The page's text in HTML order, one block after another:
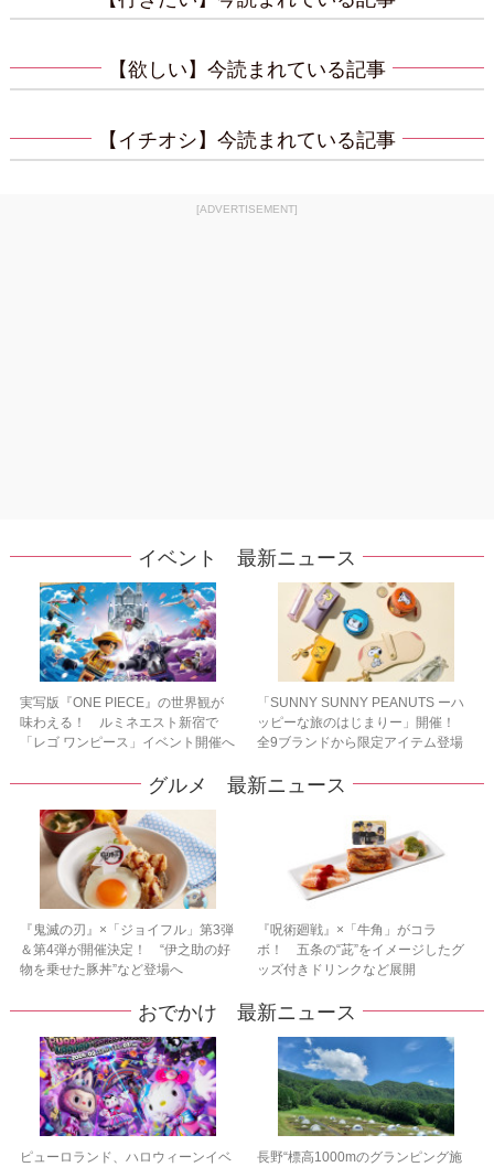
【欲しい】今読まれている記事
【イチオシ】今読まれている記事
[ADVERTISEMENT]
イベント 最新ニュース
実写版『ONE PIECE』の世界観が
味わえる！ ルミネエスト新宿で
「レゴ ワンピース」イベント開催へ
「SUNNY SUNNY PEANUTS ーハ
ッピーな旅のはじまりー」開催！
全9ブランドから限定アイテム登場
グルメ 最新ニュース
『鬼滅の刃』×「ジョイフル」第3弾
＆第4弾が開催決定！ “伊之助の好
物を乗せた豚丼”など登場へ
『呪術廻戦』×「牛角」がコラ
ボ！ 五条の“茈”をイメージしたグ
ッズ付きドリンクなど展開
おでかけ 最新ニュース
ピューロランド、ハロウィーンイベ
長野“標高1000mのグランピング施